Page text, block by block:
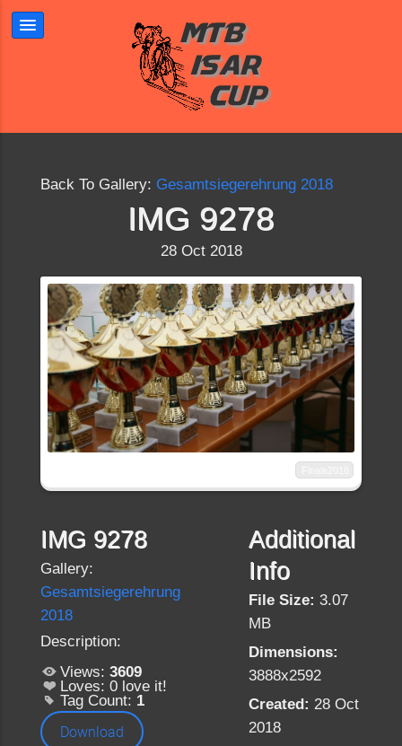
Back To Gallery: Gesamtsiegerehrung 2018
IMG 9278
28 Oct 2018
IMG 9278
Gallery:
Gesamtsiegerehrung
2018
Description:
Views: 3609
Loves: 0 love it!
Tag Count: 1
Download
Additional
Info
File Size: 3.07
MB
Dimensions:
3888x2592
Created: 28 Oct
2018